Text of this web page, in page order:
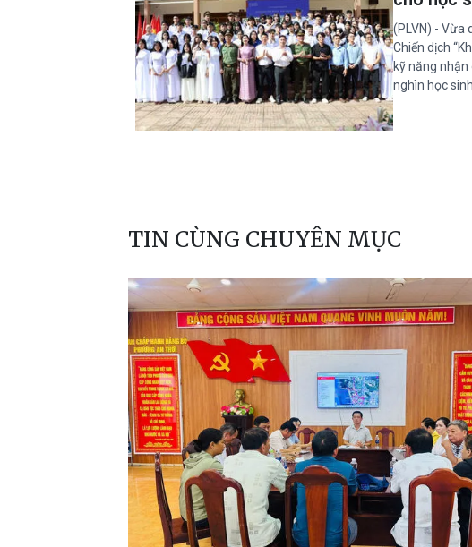
(PLVN) - Vừa
Chiến dịch
kỹ năng
nghìn học sinh.
TIN CÙNG CHUYÊN MỤC